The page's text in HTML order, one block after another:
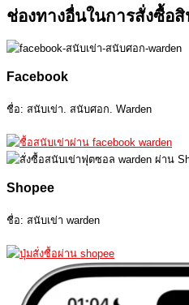
ช่องทางอื่นในการสั่งซื้อ
Facebook
ชื่อ: สนับเข่า. สนับศอก. Warden
Shopee
ชื่อ: สนับเข่า warden